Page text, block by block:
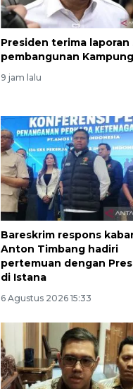
Presiden terima laporan
pembangunan
9 jam lalu
Bareskrim respons
Anton Timbang hadiri
pertemuan dengan
di Istana
6 Agustus 2026 15:33